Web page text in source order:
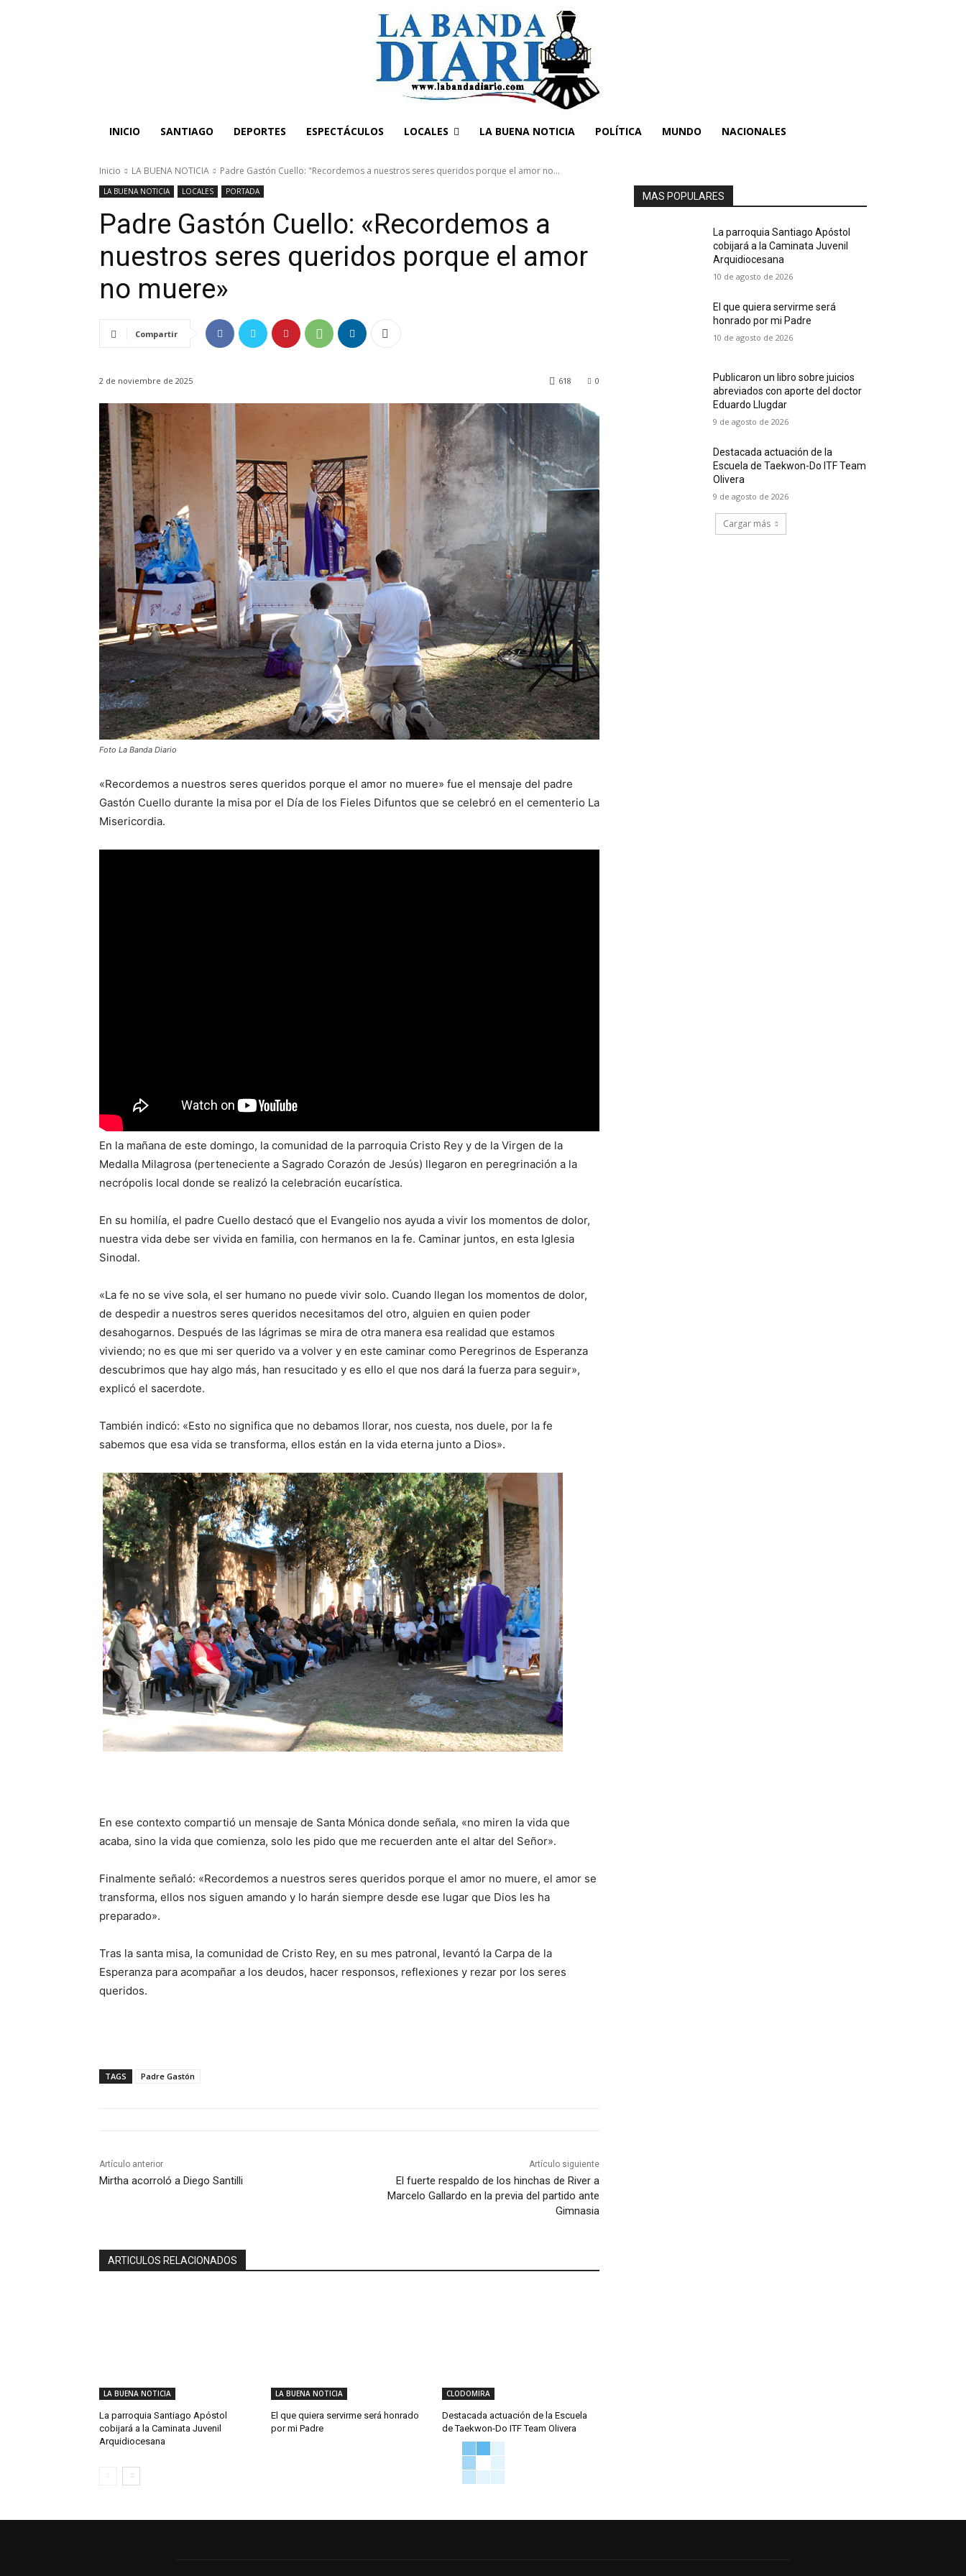
INICIO SANTIAGO DEPORTES ESPECTÁCULOS LOCALES LA BUENA NOTICIA POLÍTICA MUNDO NACIONALES
Inicio LA BUENA NOTICIA Padre Gastón Cuello: "Recordemos a nuestros seres queridos porque el amor no...
LA BUENA NOTICIA LOCALES PORTADA
Padre Gastón Cuello: «Recordemos a
nuestros seres queridos porque el amor
no muere»
Compartir
2 de noviembre de 2025 0
618
Foto La Banda Diario
«Recordemos a nuestros seres queridos porque el amor no muere» fue el mensaje del padre
Gastón Cuello durante la misa por el Día de los Fieles Difuntos que se celebró en el cementerio La
Misericordia.
En la mañana de este domingo, la comunidad de la parroquia Cristo Rey y de la Virgen de la
Medalla Milagrosa (perteneciente a Sagrado Corazón de Jesús) llegaron en peregrinación a la
necrópolis local donde se realizó la celebración eucarística.
En su homilía, el padre Cuello destacó que el Evangelio nos ayuda a vivir los momentos de dolor,
nuestra vida debe ser vivida en familia, con hermanos en la fe. Caminar juntos, en esta Iglesia
Sinodal.
«La fe no se vive sola, el ser humano no puede vivir solo. Cuando llegan los momentos de dolor,
de despedir a nuestros seres queridos necesitamos del otro, alguien en quien poder
desahogarnos. Después de las lágrimas se mira de otra manera esa realidad que estamos
viviendo; no es que mi ser querido va a volver y en este caminar como Peregrinos de Esperanza
descubrimos que hay algo más, han resucitado y es ello el que nos dará la fuerza para seguir»,
explicó el sacerdote.
También indicó: «Esto no significa que no debamos llorar, nos cuesta, nos duele, por la fe
sabemos que esa vida se transforma, ellos están en la vida eterna junto a Dios».
En ese contexto compartió un mensaje de Santa Mónica donde señala, «no miren la vida que
acaba, sino la vida que comienza, solo les pido que me recuerden ante el altar del Señor».
Finalmente señaló: «Recordemos a nuestros seres queridos porque el amor no muere, el amor se
transforma, ellos nos siguen amando y lo harán siempre desde ese lugar que Dios les ha
preparado».
Tras la santa misa, la comunidad de Cristo Rey, en su mes patronal, levantó la Carpa de la
Esperanza para acompañar a los deudos, hacer responsos, reflexiones y rezar por los seres
queridos.
TAGS Padre Gastón
Artículo anterior
Mirtha acorroló a Diego Santilli
Artículo siguiente
El fuerte respaldo de los hinchas de River a
Marcelo Gallardo en la previa del partido ante
Gimnasia
ARTICULOS RELACIONADOS
LA BUENA NOTICIA
La parroquia Santiago Apóstol
cobijará a la Caminata Juvenil
Arquidiocesana
LA BUENA NOTICIA
El que quiera servirme será honrado
por mi Padre
CLODOMIRA
Destacada actuación de la Escuela
de Taekwon-Do ITF Team Olivera
MAS POPULARES
La parroquia Santiago Apóstol
cobijará a la Caminata Juvenil
Arquidiocesana
10 de agosto de 2026
El que quiera servirme será
honrado por mi Padre
10 de agosto de 2026
Publicaron un libro sobre juicios
abreviados con aporte del doctor
Eduardo Llugdar
9 de agosto de 2026
Destacada actuación de la
Escuela de Taekwon-Do ITF Team
Olivera
9 de agosto de 2026
Cargar más